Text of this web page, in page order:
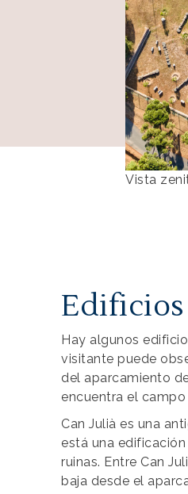
Vista
Edificios
Hay algunos
visitante puede
del aparcamiento
encuentra el
Can Julià es una
está una
ruinas. Entre Can
baja desde el